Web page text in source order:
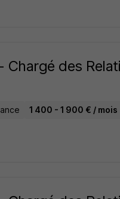
Chargé des
1 400 - 1 900 € / mois